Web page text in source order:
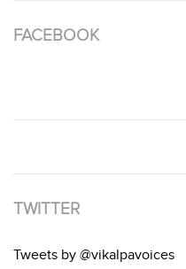
FACEBOOK
TWITTER
Tweets by @vikalpavoices